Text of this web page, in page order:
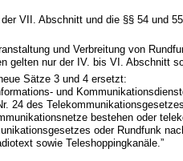
VII. Abschnitt und die §§ 54 und
und Verbreitung von
gelten nur der IV. bis VI. Abschnitt
Sätze 3 und 4 ersetzt:
und
24 des
bestehen oder
oder Rundfunk
sowie Teleshoppingkanäle.”